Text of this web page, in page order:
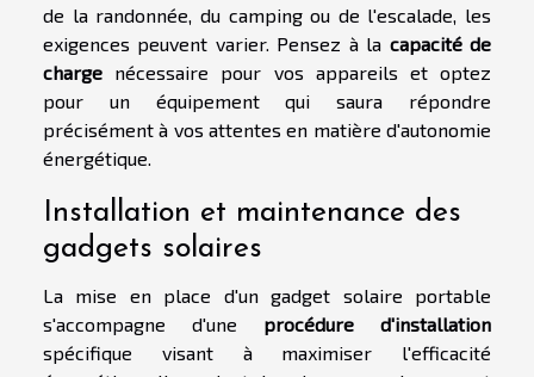
de la randonnée, du camping ou de l'escalade, les
exigences peuvent varier. Pensez à la capacité de
charge nécessaire pour vos appareils et optez
pour un équipement qui saura répondre
précisément à vos attentes en matière d'autonomie
énergétique.
Installation et maintenance des
gadgets solaires
La mise en place d'un gadget solaire portable
s'accompagne d'une procédure d'installation
spécifique visant à maximiser l'efficacité